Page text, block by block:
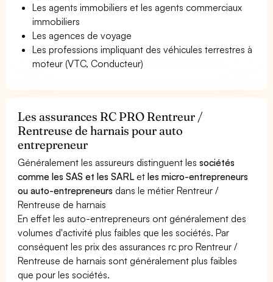
Les agents immobiliers et les agents commerciaux
immobiliers
Les agences de voyage
Les professions impliquant des véhicules terrestres à
moteur (VTC, Conducteur)
Les assurances RC PRO Rentreur /
Rentreuse de harnais pour auto
entrepreneur
Généralement les assureurs distinguent lessociétés
comme les SAS et les SARL etles micro-entrepreneurs
ou auto-entrepreneurs dans le métier Rentreur /
Rentreuse de harnais
En effet les auto-entrepreneurs ont généralement des
volumes d'activité plus faibles que les sociétés. Par
conséquent les prix des assurances rc pro Rentreur /
Rentreuse de harnais sont généralement plus faibles
que pour les sociétés.